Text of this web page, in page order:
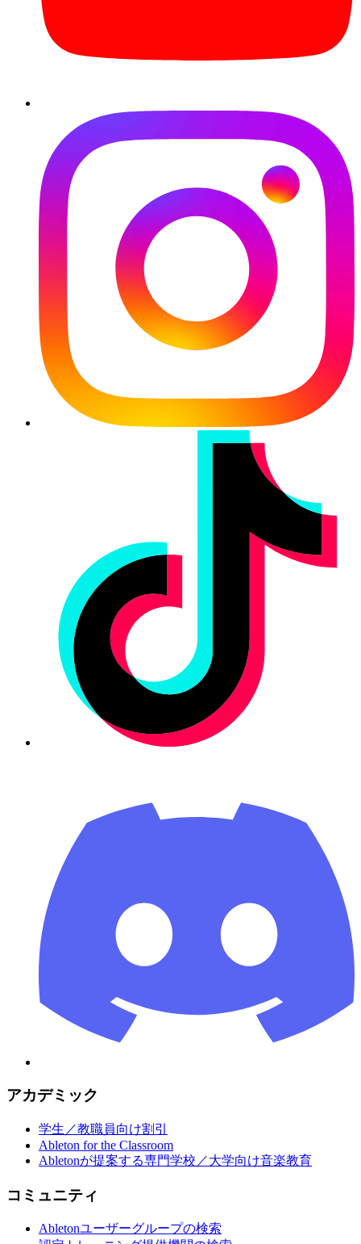
アカデミック
学生／教職員向け割引
Ableton for the Classroom
Abletonが提案する専門学校／大学向け音楽教育
コミュニティ
Abletonユーザーグループの検索